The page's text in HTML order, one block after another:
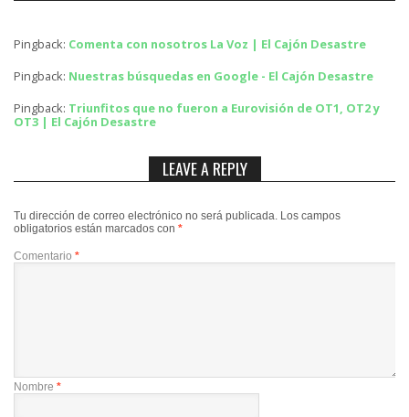
Pingback: Comenta con nosotros La Voz | El Cajón Desastre
Pingback: Nuestras búsquedas en Google - El Cajón Desastre
Pingback: Triunfitos que no fueron a Eurovisión de OT1, OT2 y
OT3 | El Cajón Desastre
LEAVE A REPLY
Tu dirección de correo electrónico no será publicada. Los campos
obligatorios están marcados con *
Comentario *
Nombre *